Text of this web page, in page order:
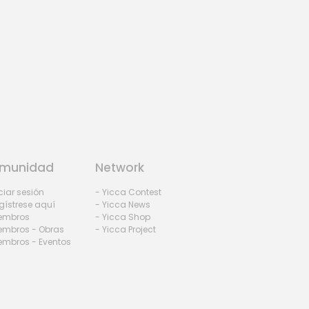
sesión
aquí
- Obras
- Eventos
Network
- Yicca Contest
- Yicca News
- Yicca Shop
- Yicca Project